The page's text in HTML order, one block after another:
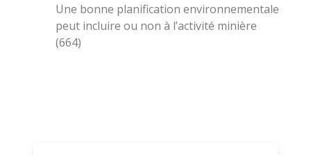
Une bonne planification environnementale
peut incluire ou non à l’activité minière
(664)